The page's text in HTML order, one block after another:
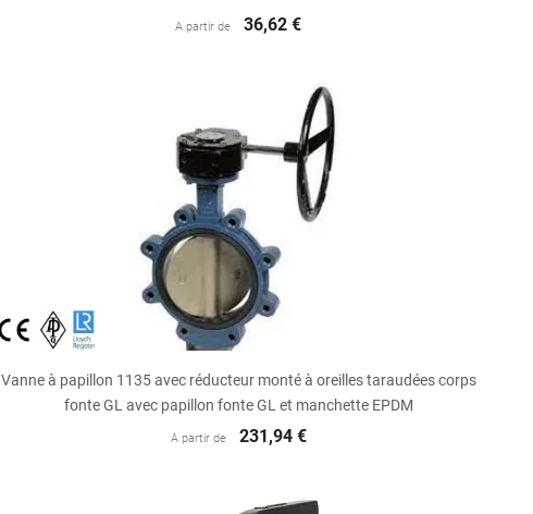
A partir de 36,62 €
Aperçu rapide
Vanne à papillon 1135 avec réducteur monté à oreilles taraudées corps
fonte GL avec papillon fonte GL et manchette EPDM
A partir de 231,94 €